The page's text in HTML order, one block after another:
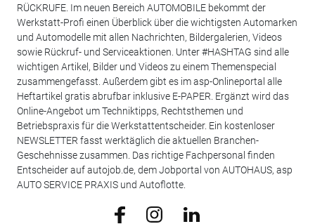
RÜCKRUFE. Im neuen Bereich AUTOMOBILE bekommt der
Werkstatt-Profi einen Überblick über die wichtigsten Automarken
und Automodelle mit allen Nachrichten, Bildergalerien, Videos
sowie Rückruf- und Serviceaktionen. Unter #HASHTAG sind alle
wichtigen Artikel, Bilder und Videos zu einem Themenspecial
zusammengefasst. Außerdem gibt es im asp-Onlineportal alle
Heftartikel gratis abrufbar inklusive E-PAPER. Ergänzt wird das
Online-Angebot um Techniktipps, Rechtsthemen und
Betriebspraxis für die Werkstattentscheider. Ein kostenloser
NEWSLETTER fasst werktäglich die aktuellen Branchen-
Geschehnisse zusammen. Das richtige Fachpersonal finden
Entscheider auf autojob.de, dem Jobportal von AUTOHAUS, asp
AUTO SERVICE PRAXIS und Autoflotte.